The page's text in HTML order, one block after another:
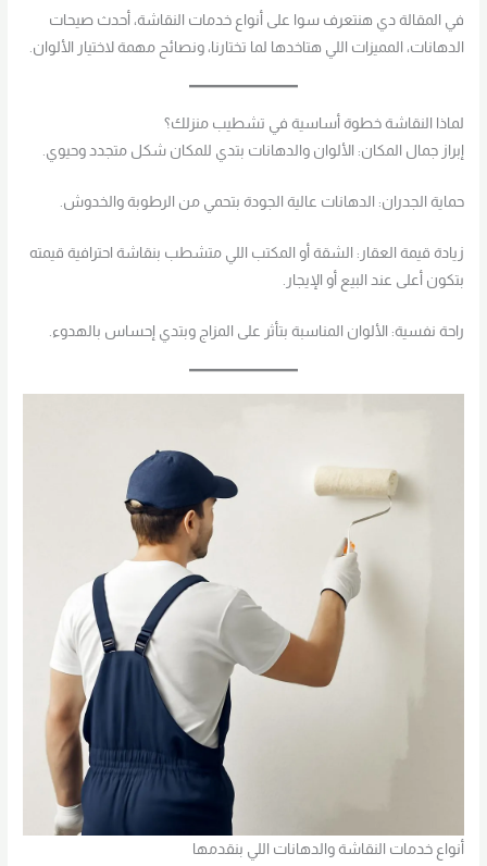
في المقالة دي هنتعرف سوا على أنواع خدمات النقاشة، أحدث صيحات
الدهانات، المميزات اللي هتاخدها لما تختارنا، ونصائح مهمة لاختيار الألوان.
لماذا النقاشة خطوة أساسية في تشطيب منزلك؟
إبراز جمال المكان: الألوان والدهانات بتدي للمكان شكل متجدد وحيوي.
حماية الجدران: الدهانات عالية الجودة بتحمي من الرطوبة والخدوش.
زيادة قيمة العقار: الشقة أو المكتب اللي متشطب بنقاشة احترافية قيمته
بتكون أعلى عند البيع أو الإيجار.
راحة نفسية: الألوان المناسبة بتأثر على المزاج وبتدي إحساس بالهدوء.
أنواع خدمات النقاشة والدهانات اللي بنقدمها